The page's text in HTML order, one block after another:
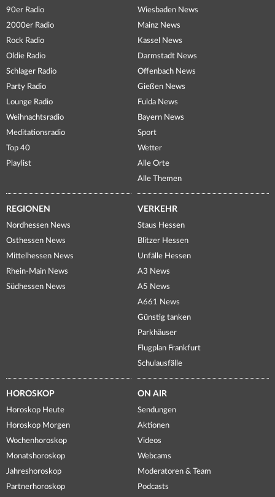
90er Radio
2000er Radio
Rock Radio
Oldie Radio
Schlager Radio
Party Radio
Lounge Radio
Weihnachtsradio
Meditationsradio
Top 40
Playlist
Wiesbaden News
Mainz News
Kassel News
Darmstadt News
Offenbach News
Gießen News
Fulda News
Bayern News
Sport
Wetter
Alle Orte
Alle Themen
REGIONEN
Nordhessen News
Osthessen News
Mittelhessen News
Rhein-Main News
Südhessen News
VERKEHR
Staus Hessen
Blitzer Hessen
Unfälle Hessen
A3 News
A5 News
A661 News
Günstig tanken
Parkhäuser
Flugplan Frankfurt
Schulausfälle
HOROSKOP
Horoskop Heute
Horoskop Morgen
Wochenhoroskop
Monatshoroskop
Jahreshoroskop
Partnerhoroskop
ON AIR
Sendungen
Aktionen
Videos
Webcams
Moderatoren & Team
Podcasts